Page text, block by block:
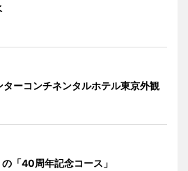
ターコンチネンタルホテル東京外観
の「40周年記念コース」